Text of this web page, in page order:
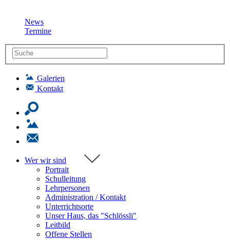
News
Termine
Galerien
Kontakt
Wer wir sind
Portrait
Schulleitung
Lehrpersonen
Administration / Kontakt
Unterrichtsorte
Unser Haus, das "Schlössli"
Leitbild
Offene Stellen